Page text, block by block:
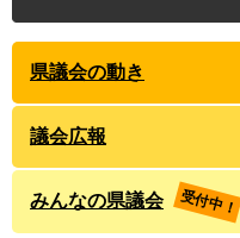
県議会の動き
議会広報
みんなの県議会 受付中！